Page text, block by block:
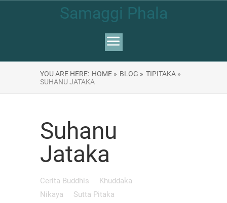
Samaggi Phala
YOU ARE HERE: HOME » BLOG » TIPITAKA »
SUHANU JATAKA
Suhanu
Jataka
Cerita Buddhis
Khuddaka
Nikaya
Sutta Pitaka